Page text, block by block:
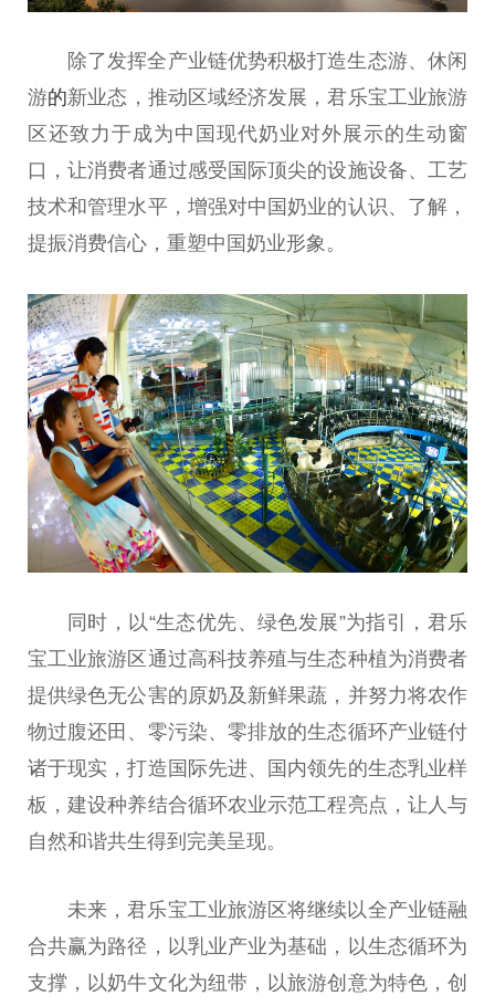
除了发挥全产业链优势积极打造生态游、休闲
游的新业态，推动区域经济发展，君乐宝工业旅游
区还致力于成为中国 现代奶业对外展示的生动窗
口，让消费者通过感受国际顶尖的设施设备、工艺
技术和管理水平，增强对中国 奶业的认识、了解，
提振消费信心，重塑中国 奶业形象。
同时，以“生态优先、绿色发展”为指引，君乐
宝工业旅游区通过高科技养殖与生态种植为消费者
提供绿色无公害的原奶及新鲜果蔬，并努力将农作
物过腹还田、零污染、零排放的生态循环产业链付
诸于现实，打造国际先进、国内领先的生态乳业样
板，建设种养结合循环农业示范工程亮点，让人与
自然和谐共生得到完美呈现。
未来，君乐宝工业旅游区将继续以全产业链融
合共赢为路径，以乳业产业为基础，以生态循环为
支撑，以奶牛文化为纽带，以旅游创意为特色，创